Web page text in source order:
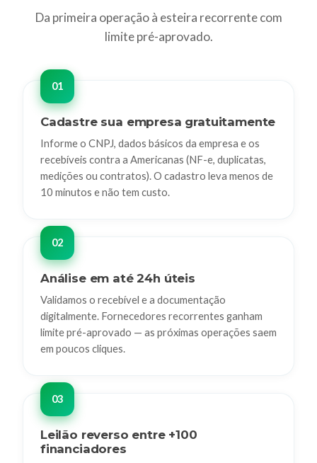
Da primeira operação à esteira recorrente com
limite pré-aprovado.
Cadastre sua empresa gratuitamente
Informe o CNPJ, dados básicos da empresa e os
recebíveis contra a Americanas (NF-e, duplicatas,
medições ou contratos). O cadastro leva menos de
10 minutos e não tem custo.
Análise em até 24h úteis
Validamos o recebível e a documentação
digitalmente. Fornecedores recorrentes ganham
limite pré-aprovado — as próximas operações saem
em poucos cliques.
Leilão reverso entre +100
financiadores